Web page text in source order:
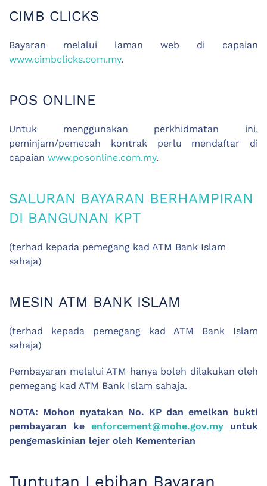
CIMB CLICKS
Bayaran melalui laman web di capaian
www.cimbclicks.com.my.
POS ONLINE
Untuk menggunakan perkhidmatan ini,
peminjam/pemecah kontrak perlu mendaftar di
capaian www.posonline.com.my.
SALURAN BAYARAN BERHAMPIRAN
DI BANGUNAN KPT
(terhad kepada pemegang kad ATM Bank Islam
sahaja)
MESIN ATM BANK ISLAM
(terhad kepada pemegang kad ATM Bank Islam
sahaja)
Pembayaran melalui ATM hanya boleh dilakukan oleh
pemegang kad ATM Bank Islam sahaja.
NOTA: Mohon nyatakan No. KP dan emelkan bukti
pembayaran ke enforcement@mohe.gov.my untuk
pengemaskinian lejer oleh Kementerian
Tuntutan Lebihan Bayaran